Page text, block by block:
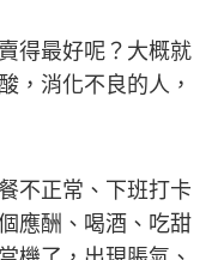
得最好呢？大概就
，消化不良的人，
不正常、下班打卡
應酬、喝酒、吃甜